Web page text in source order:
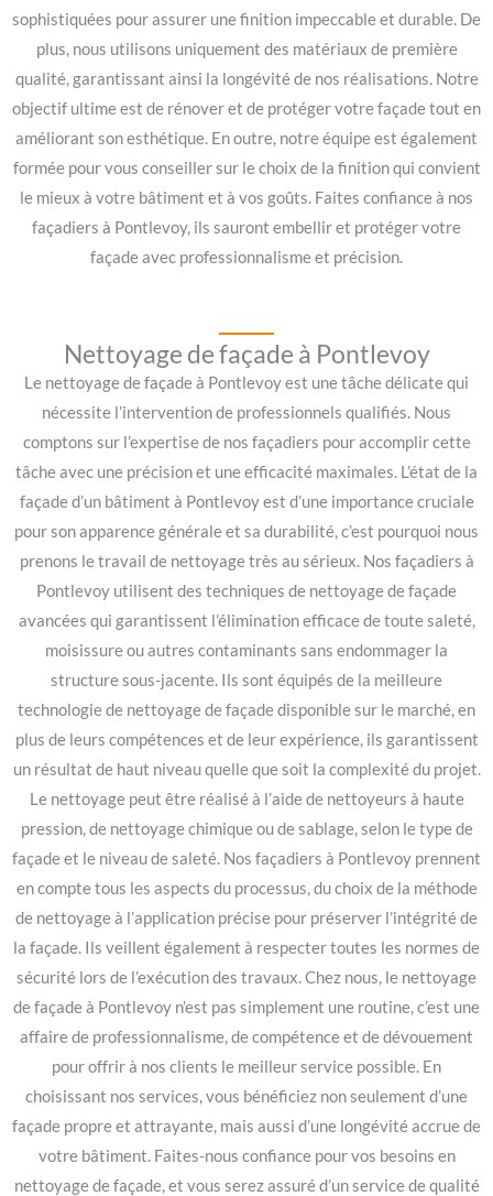
sophistiquées pour assurer une finition impeccable et durable. De
plus, nous utilisons uniquement des matériaux de première
qualité, garantissant ainsi la longévité de nos réalisations. Notre
objectif ultime est de rénover et de protéger votre façade tout en
améliorant son esthétique. En outre, notre équipe est également
formée pour vous conseiller sur le choix de la finition qui convient
le mieux à votre bâtiment et à vos goûts. Faites confiance à nos
façadiers à Pontlevoy, ils sauront embellir et protéger votre
façade avec professionnalisme et précision.
Nettoyage de façade à Pontlevoy
Le nettoyage de façade à Pontlevoy est une tâche délicate qui
nécessite l’intervention de professionnels qualifiés. Nous
comptons sur l’expertise de nos façadiers pour accomplir cette
tâche avec une précision et une efficacité maximales. L’état de la
façade d’un bâtiment à Pontlevoy est d’une importance cruciale
pour son apparence générale et sa durabilité, c’est pourquoi nous
prenons le travail de nettoyage très au sérieux. Nos façadiers à
Pontlevoy utilisent des techniques de nettoyage de façade
avancées qui garantissent l’élimination efficace de toute saleté,
moisissure ou autres contaminants sans endommager la
structure sous-jacente. Ils sont équipés de la meilleure
technologie de nettoyage de façade disponible sur le marché, en
plus de leurs compétences et de leur expérience, ils garantissent
un résultat de haut niveau quelle que soit la complexité du projet.
Le nettoyage peut être réalisé à l’aide de nettoyeurs à haute
pression, de nettoyage chimique ou de sablage, selon le type de
façade et le niveau de saleté. Nos façadiers à Pontlevoy prennent
en compte tous les aspects du processus, du choix de la méthode
de nettoyage à l’application précise pour préserver l’intégrité de
la façade. Ils veillent également à respecter toutes les normes de
sécurité lors de l’exécution des travaux. Chez nous, le nettoyage
de façade à Pontlevoy n’est pas simplement une routine, c’est une
affaire de professionnalisme, de compétence et de dévouement
pour offrir à nos clients le meilleur service possible. En
choisissant nos services, vous bénéficiez non seulement d’une
façade propre et attrayante, mais aussi d’une longévité accrue de
votre bâtiment. Faites-nous confiance pour vos besoins en
nettoyage de façade, et vous serez assuré d’un service de qualité